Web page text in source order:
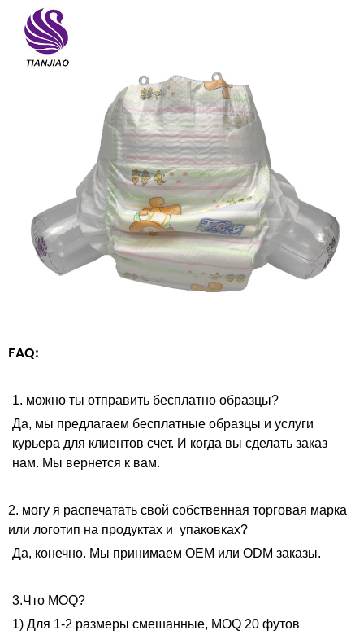
FAQ:
1. можно ты отправить бесплатно образцы?
Да, мы предлагаем бесплатные образцы и услуги
курьера для клиентов счет. И когда вы сделать заказ
нам. Мы вернется к вам.
2. могу я распечатать свой собственная торговая марка
или логотип на продуктах и ​​ упаковках?
Да, конечно. Мы принимаем OEM или ODM заказы.
3.Что MOQ?
1) Для 1-2 размеры смешанные, MOQ 20 футов